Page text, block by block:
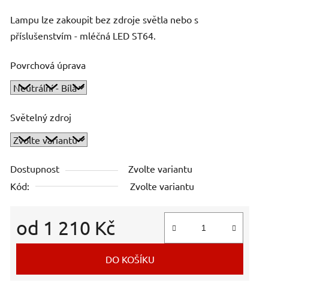
Lampu lze zakoupit bez zdroje světla nebo s
příslušenstvím - mléčná LED ST64.
Povrchová úprava
Světelný zdroj
Dostupnost
Zvolte variantu
Kód:
Zvolte variantu
od 1 210 Kč
Měrná cena:
DO KOŠÍKU